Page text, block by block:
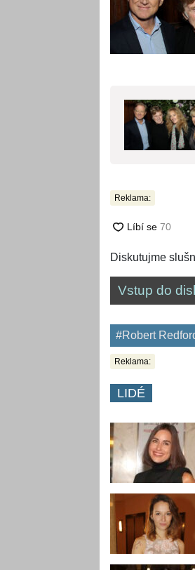
Reklama:
Diskutujme
Vstup do
#Robert
Reklama:
LIDÉ